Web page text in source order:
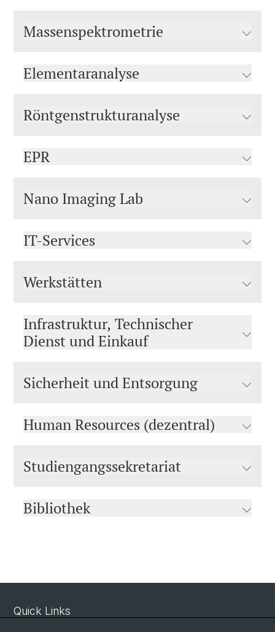
Massenspektrometrie
Elementaranalyse
Röntgenstrukturanalyse
EPR
Nano Imaging Lab
IT-Services
Werkstätten
Infrastruktur, Technischer
Dienst und Einkauf
Sicherheit und Entsorgung
Human Resources (dezentral)
Studiengangssekretariat
Bibliothek
Quick Links